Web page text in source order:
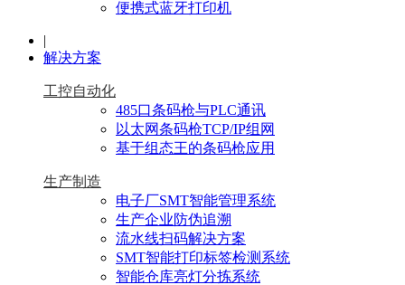
便携式蓝牙打印机
|
解决方案
工控自动化
485口条码枪与PLC通讯
以太网条码枪TCP/IP组网
基于组态王的条码枪应用
生产制造
电子厂SMT智能管理系统
生产企业防伪追溯
流水线扫码解决方案
SMT智能打印标签检测系统
智能仓库亮灯分拣系统